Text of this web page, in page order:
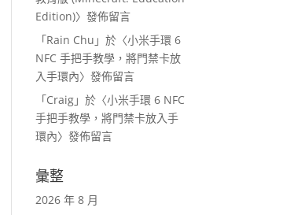
Edition)〉發佈留言
「Rain Chu 」於〈小米手環 6
NFC 手把手教學，將門禁卡放
入手環內〉發佈留言
「Craig 」於〈小米手環 6 NFC
手把手教學，將門禁卡放入手
環內〉發佈留言
彙整
2026 年 8 月